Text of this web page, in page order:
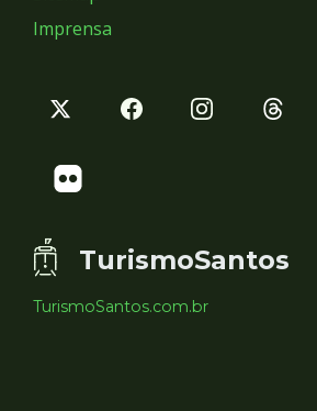
Imprensa
TurismoSantos
TurismoSantos.com.br